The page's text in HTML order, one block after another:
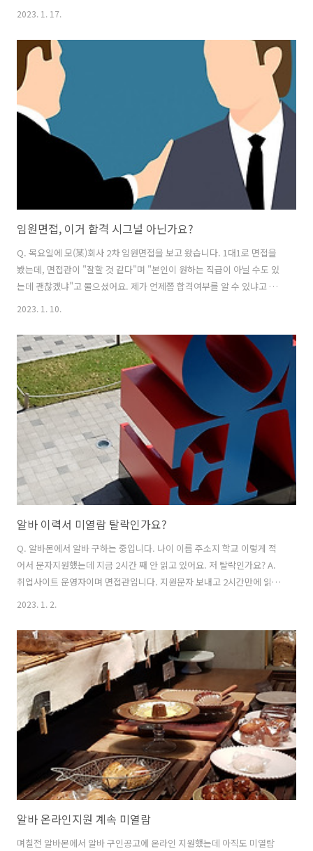
다. 참고로 말씀드리자면, 간편문자지원은 사장님께 알림톡으로 지원내
습니다. 간편문자지원은 이력서 첨부가 선택사항이며 열람 여부 확인이
불가합니다. 온라인 지원을 하셨다면 이력서 열람여부를 확인할 수 있습
니다. 건설워커 지식iN답변
https://blog.naver.com/workerjob/222789317552 알바○ (간편)
문자지원 했는데, 전화해볼까요? Q.알바 (간편)문자지원 했는데, 전화해
볼까요? 알바 일자리를 구하기 위해 알바..
2023. 1. 17.
임원면접, 이거 합격 시그널 아닌가요?
Q. 목요일에 모(某)회사 2차 임원면접을 보고 왔습니다. 1대1로 면접을
봤는데, 면접관이 "잘할 것 같다"며 "본인이 원하는 직급이 아닐 수도 있
는데 괜찮겠냐"고 물으셨어요. 제가 언제쯤 합격여부를 알 수 있냐고 여
쭤보니까 월요일 6시 전까지는 연락주겠다고 했습니다. 이 정도 시그널
씀해주실줄 알았는데 그게 아니어서 긴가민가 하네요. A. 일단 월요일 6
시까지는 기다려보셔야 겠네요. ​지원자가 단 한명뿐이라도 바로 합격통
보를 하는 경우는 드물어요. 면접관도 생각할 시간이 필요합니다. 저도
면접관을 오랫동안 하고있지만 면접의 결과는 누구도 예상할 수 없습니
다. 면접을 잘 본 것같은데 연락이 안오거나 면접에서 죽 쑨것 같은데 합
격통보가 오..
2023. 1. 10.
알바 이력서 미열람 탈락인가요?
Q. 알바몬에서 알바 구하는 중입니다. 나이 이름 주소지 학교 이렇게 적
어서 문자지원했는데 지금 2시간 째 안 읽고 있어요. 저 탈락인가요? A.
취업사이트 운영자이며 면접관입니다. 지원문자 보내고 2시간만에 읽어
곳에 지원을 하시는게 좋습니다. 누구를 뽑을지 알수 없으니까요. 참고로
알바 이력서 열람/미열람은 정확한 것이 아닙니다. 실제로는 열람을 했
지만 미열람이라고 나오는 경우도 종종 있습니다. 알바 지원한지 1주일
정도 지났다면 일단 열람을 했을 것이라고 생각하세요. 정확한 것은 직접
확인하지 전에는 모릅니다. 이력서 미열람 이유·원인·케이스 (구인구직
사이트 온..
2023. 1. 2.
알바 온라인지원 계속 미열람
며칠전 알바몬에서 알바 구인공고에 온라인 지원했는데 아직도 미열람